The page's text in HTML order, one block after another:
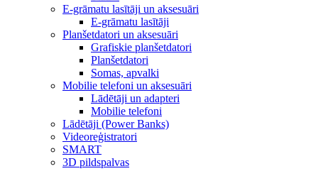
E-grāmatu lasītāji un aksesuāri
E-grāmatu lasītāji
Planšetdatori un aksesuāri
Grafiskie planšetdatori
Planšetdatori
Somas, apvalki
Mobilie telefoni un aksesuāri
Lādētāji un adapteri
Mobilie telefoni
Lādētāji (Power Banks)
Videoreģistratori
SMART
3D pildspalvas